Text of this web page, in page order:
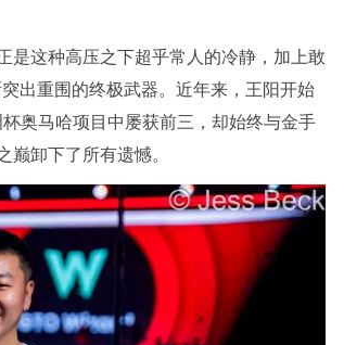
是这种高压之下超乎常人的冷静，加上敢
出重围的终极武器。近年来，王阳开始
奥马哈项目中屡获前三，却始终与金手
巅卸下了所有遗憾。